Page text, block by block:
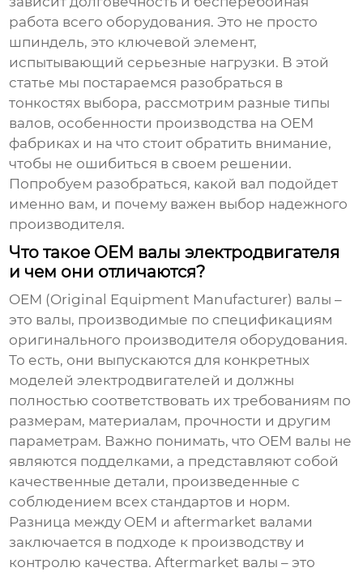
работа всего оборудования. Это не просто
шпиндель, это ключевой элемент,
испытывающий серьезные нагрузки. В этой
статье мы постараемся разобраться в
тонкостях выбора, рассмотрим разные типы
валов, особенности производства на OEM
фабриках и на что стоит обратить внимание,
чтобы не ошибиться в своем решении.
Попробуем разобраться, какой вал подойдет
именно вам, и почему важен выбор надежного
производителя.
Что такое OEM валы электродвигателя
и чем они отличаются?
OEM (Original Equipment Manufacturer) валы –
это валы, производимые по спецификациям
оригинального производителя оборудования.
То есть, они выпускаются для конкретных
моделей электродвигателей и должны
полностью соответствовать их требованиям по
размерам, материалам, прочности и другим
параметрам. Важно понимать, что OEM валы не
являются подделками, а представляют собой
качественные детали, произведенные с
соблюдением всех стандартов и норм.
Разница между OEM и aftermarket валами
заключается в подходе к производству и
контролю качества. Aftermarket валы – это